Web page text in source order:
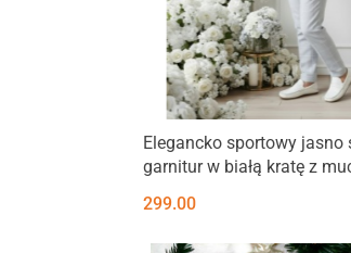
Elegancko sportowy jasno
garnitur w białą kratę z
299.00